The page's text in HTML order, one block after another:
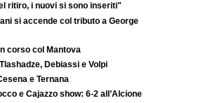
ritiro, i nuovi si sono inseriti"
si accende col tributo a George
corso col Mantova
Debiassi e Volpi
e Ternana
e Cajazzo show: 6-2 all’Alcione